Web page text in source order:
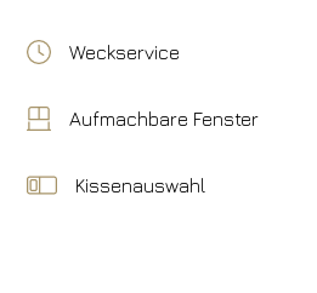
Weckservice
Aufmachbare Fenster
Kissenauswahl